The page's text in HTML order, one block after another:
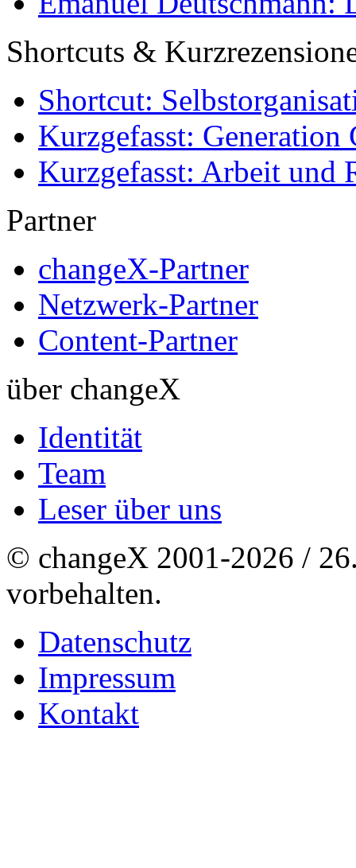
Shortcuts &
Shortcut:
Kurzgefasst: Generation
Kurzgefasst: Arbeit und
Partner
changeX-Partner
Netzwerk-Partner
Content-Partner
über changeX
Identität
Team
Leser über uns
© changeX 2001-2026 /
vorbehalten.
Datenschutz
Impressum
Kontakt